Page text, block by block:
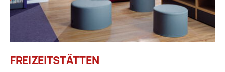
FREIZEITSTÄTTEN